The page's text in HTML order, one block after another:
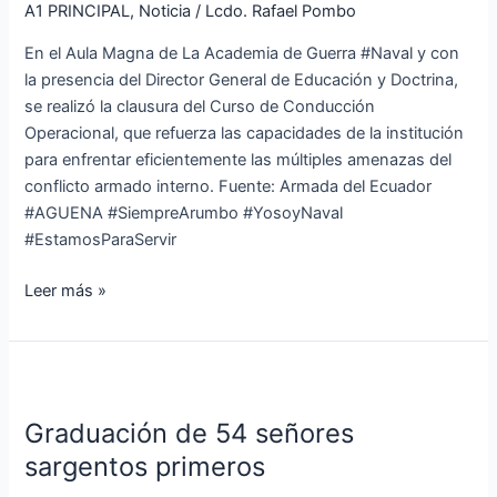
A1 PRINCIPAL, Noticia / Lcdo. Rafael Pombo
En el Aula Magna de La Academia de Guerra #Naval y con
la presencia del Director General de Educación y Doctrina,
se realizó la clausura del Curso de Conducción
Operacional, que refuerza las capacidades de la institución
para enfrentar eficientemente las múltiples amenazas del
conflicto armado interno. Fuente: Armada del Ecuador
#AGUENA #SiempreArumbo #YosoyNaval
#EstamosParaServir
operacional
Leer más »
Graduación de 54 señores
sargentos primeros
54
señores
sargentos